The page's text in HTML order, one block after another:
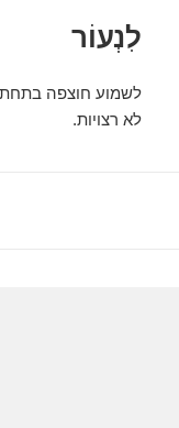
לִנְעוֹר
לשמוע חוצפה
לא רצויות.